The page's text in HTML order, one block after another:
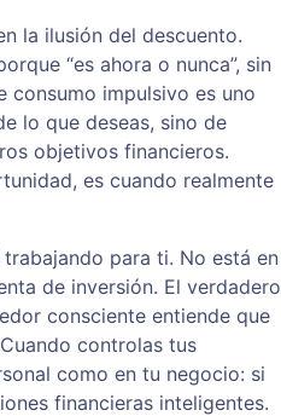
la ilusión del descuento.
“es ahora o nunca”, sin
consumo impulsivo es uno
lo que deseas, sino de
objetivos financieros.
es cuando realmente
para ti. No está en
de inversión. El verdadero
consciente entiende que
controlas tus
como en tu negocio: si
financieras inteligentes.